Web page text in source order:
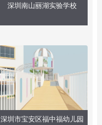
深圳南山丽湖实验学校
深圳市宝安区福中福幼儿园